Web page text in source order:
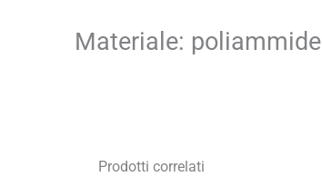
Materiale: poliammide
Prodotti correlati